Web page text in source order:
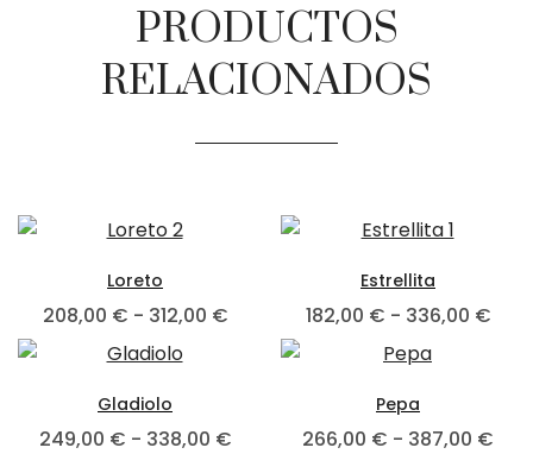
PRODUCTOS
RELACIONADOS
Loreto
208,00 € - 312,00 €
Estrellita
182,00 € - 336,00 €
Gladiolo
249,00 € - 338,00 €
Pepa
266,00 € - 387,00 €